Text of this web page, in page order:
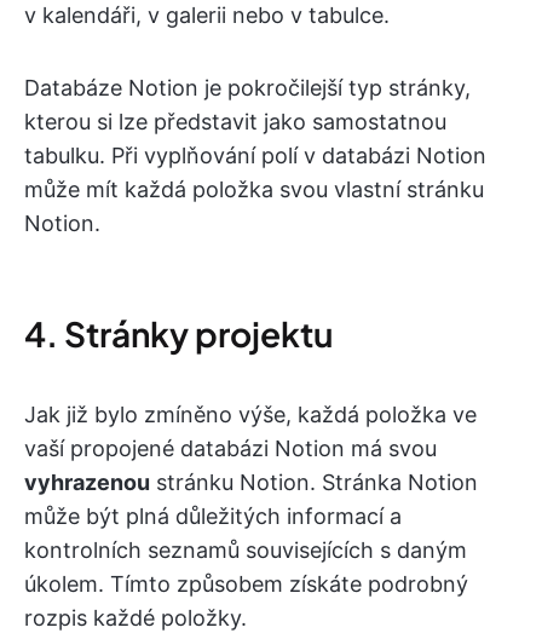
v kalendáři, v galerii nebo v tabulce.
Databáze Notion je pokročilejší typ stránky,
kterou si lze představit jako samostatnou
tabulku. Při vyplňování polí v databázi Notion
může mít každá položka svou vlastní stránku
Notion.
4. Stránky projektu
Jak již bylo zmíněno výše, každá položka ve
vaší propojené databázi Notion má svou
vyhrazenou stránku Notion. Stránka Notion
může být plná důležitých informací a
kontrolních seznamů souvisejících s daným
úkolem. Tímto způsobem získáte podrobný
rozpis každé položky.